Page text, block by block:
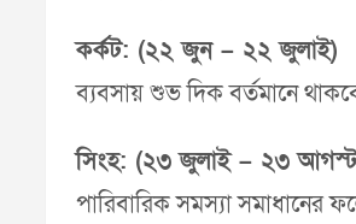
কর্কট: (২২ জুন – ২২ জুলাই)
ব্যবসায় শুভ দিক বর্তমানে
সিংহ: (২৩ জুলাই – ২৩
পারিবারিক সমস্যা সমাধানের